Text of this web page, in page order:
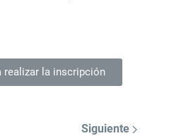
realizar la inscripción
Siguiente